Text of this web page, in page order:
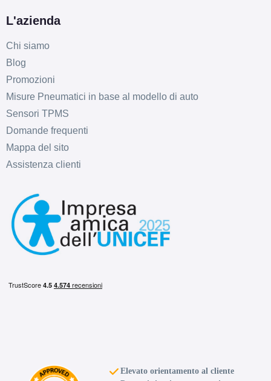
L'azienda
Chi siamo
Blog
Promozioni
Misure Pneumatici in base al modello di auto
Sensori TPMS
Domande frequenti
Mappa del sito
Assistenza clienti
Elevato orientamento al cliente